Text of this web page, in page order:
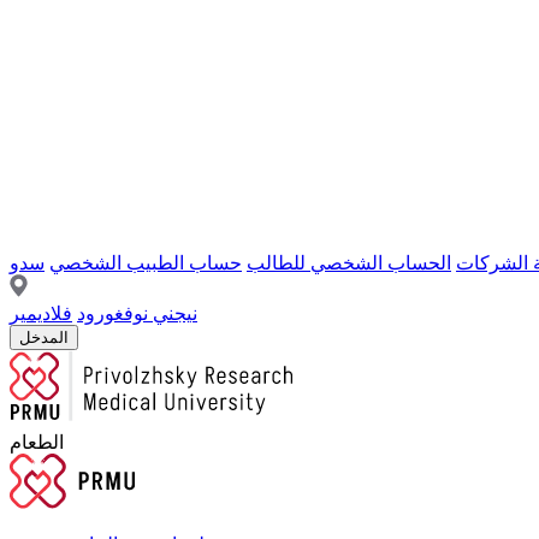
الشركات الحساب الشخصي للطالب حساب الطبيب الشخصي سدو
نيجني نوفغورود فلاديمير
المدخل
الطعام